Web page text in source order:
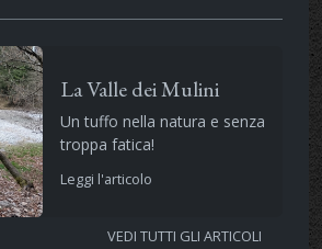
La Valle dei Mulini
Un tuffo nella natura e senza
troppa fatica!
Leggi l'articolo
VEDI TUTTI GLI ARTICOLI